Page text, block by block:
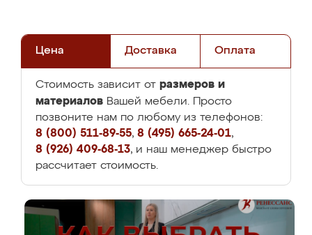
Цена Доставка Оплата
Стоимость зависит от размеров и
материалов Вашей мебели. Просто
позвоните нам по любому из телефонов:
8 (800) 511-89-55, 8 (495) 665-24-01,
8 (926) 409-68-13, и наш менеджер быстро
рассчитает стоимость.